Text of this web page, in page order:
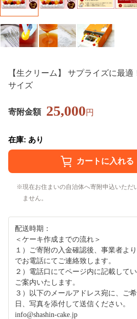
【生クリーム】 サプライズに最
サイズ
寄附金額 25,000円
在庫: あり
現在お住まいの自治体へ寄附申込いただ
ません。
配送時期：
＜ケーキ作成までの流れ＞
１）ご寄附の入金確認後、事業者よ
でお電話にてご連絡致します。
２）電話口にてページ内に記載して
ご案内いたします。
３）以下のメールアドレス宛に、ご
日、写真を添付して送信ください。
info@shashin-cake.jp